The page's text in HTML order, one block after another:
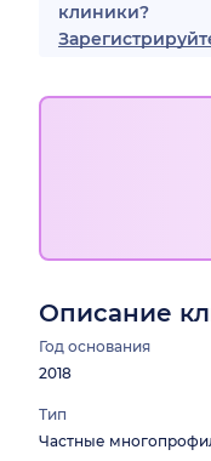
клиники?
Описание
Год основания
2018
Тип
Частные